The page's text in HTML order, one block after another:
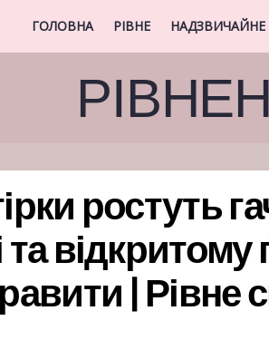
ГОЛОВНА РІВНЕ НАДЗВИЧАЙНЕ
ростуть
відкритому
| Рівне